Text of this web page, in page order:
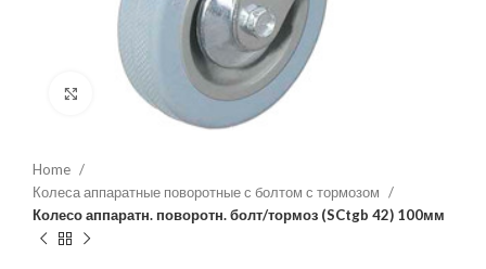
Нажмите, чтобы увеличить
Home
Колеса аппаратные поворотные с болтом с тормозом
Колесо аппаратн. поворотн. болт/тормоз (SCtgb 42) 100мм